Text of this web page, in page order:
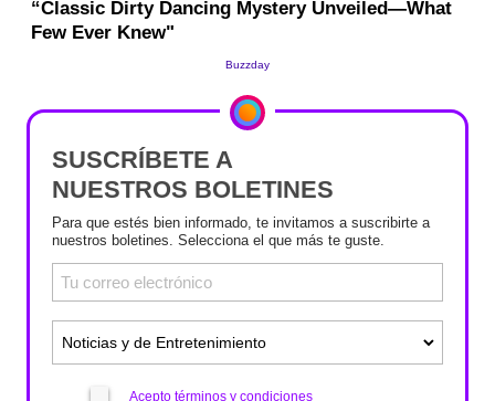
SUSCRÍBETE A
NUESTROS BOLETINES
Para que estés bien informado, te invitamos a suscribirte a
nuestros boletines. Selecciona el que más te guste.
Acepto términos y condiciones